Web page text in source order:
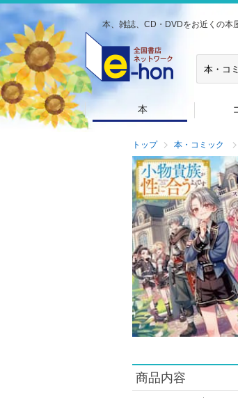
本、雑誌、CD・DVDをお近くの本
本
トップ 本・コミック
商品内容